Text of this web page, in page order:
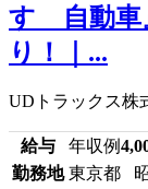
すゞ自動
り！｜...
UDトラックス株
給与 年収例
勤務地 東京都